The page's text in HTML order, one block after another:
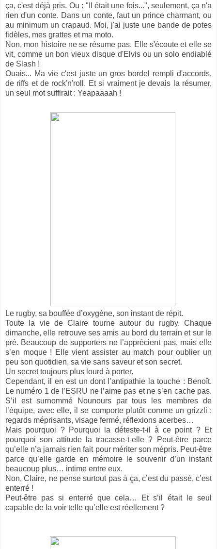
ça, c'est déjà pris. Ou : "Il était une fois...", seulement, ça n'a
rien d'un conte. Dans un conte, faut un prince charmant, ou
au minimum un crapaud. Moi, j'ai juste une bande de potes
fidèles, mes grattes et ma moto.
Non, mon histoire ne se résume pas. Elle s'écoute et elle se
vit, comme un bon vieux disque d'Elvis ou un solo endiablé
de Slash !
Ouais... Ma vie c'est juste un gros bordel rempli d'accords,
de riffs et de rock'n'roll. Et si vraiment je devais la résumer,
un seul mot suffirait : Yeapaaaah !
Le rugby, sa bouffée d’oxygène, son instant de répit.
Toute la vie de Claire tourne autour du rugby. Chaque
dimanche, elle retrouve ses amis au bord du terrain et sur le
pré. Beaucoup de supporters ne l’apprécient pas, mais elle
s’en moque ! Elle vient assister au match pour oublier un
peu son quotidien, sa vie sans saveur et son secret.
Un secret toujours plus lourd à porter.
Cependant, il en est un dont l’antipathie la touche : Benoît.
Le numéro 1 de l’ESRU ne l’aime pas et ne s’en cache pas.
S’il est surnommé Nounours par tous les membres de
l’équipe, avec elle, il se comporte plutôt comme un grizzli :
regards méprisants, visage fermé, réflexions acerbes…
Mais pourquoi ? Pourquoi la déteste-t-il à ce point ? Et
pourquoi son attitude la tracasse-t-elle ? Peut-être parce
qu’elle n’a jamais rien fait pour mériter son mépris. Peut-être
parce qu’elle garde en mémoire le souvenir d’un instant
beaucoup plus… intime entre eux.
Non, Claire, ne pense surtout pas à ça, c’est du passé, c’est
enterré !
Peut-être pas si enterré que cela… Et s’il était le seul
capable de la voir telle qu’elle est réellement ?